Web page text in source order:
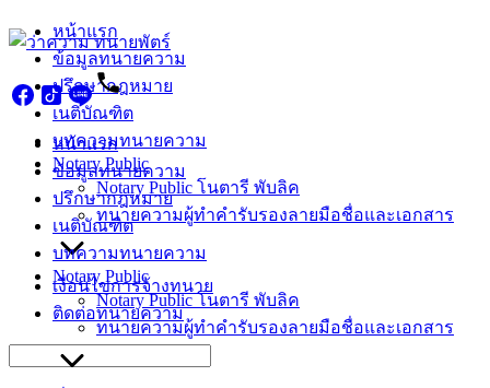
Skip
to
content
หน้าแรก
ข้อมูลทนายความ
ปรึกษากฎหมาย
เนติบัณฑิต
บทความทนายความ
Notary Public
Notary Public โนตารี พับลิค
ทนายความผู้ทำคำรับรองลายมือชื่อและเอกสาร
หน้าแรก
ข้อมูลทนายความ
ปรึกษากฎหมาย
เนติบัณฑิต
บทความทนายความ
Notary Public
Notary Public โนตารี พับลิค
ทนายความผู้ทำคำรับรองลายมือชื่อและเอกสาร
เงื่อนไขการจ้างทนาย
ติดต่อทนายความ
for: